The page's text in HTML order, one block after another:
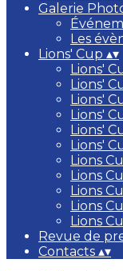
Galerie
Les
Lions' Cup ▴▾
Lions'
Lions'
Lions'
Lions'
Lions'
Lions'
Lions
Lions
Lions
Lions
Lions
Revue de
Contacts ▴▾